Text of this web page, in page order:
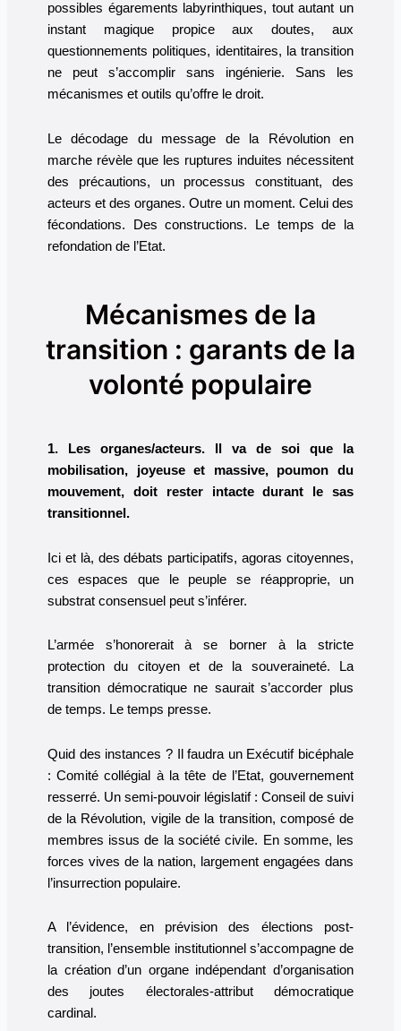
possibles égarements labyrinthiques, tout autant un
instant magique propice aux doutes, aux
questionnements politiques, identitaires, la transition
ne peut s’accomplir sans ingénierie. Sans les
mécanismes et outils qu’offre le droit.
Le décodage du message de la Révolution en
marche révèle que les ruptures induites nécessitent
des précautions, un processus constituant, des
acteurs et des organes. Outre un moment. Celui des
fécondations. Des constructions. Le temps de la
refondation de l’Etat.
Mécanismes de la
transition : garants de la
volonté populaire
1. Les organes/acteurs. Il va de soi que la
mobilisation, joyeuse et massive, poumon du
mouvement, doit rester intacte durant le sas
transitionnel.
Ici et là, des débats participatifs, agoras citoyennes,
ces espaces que le peuple se réapproprie, un
substrat consensuel peut s’inférer.
L’armée s’honorerait à se borner à la stricte
protection du citoyen et de la souveraineté. La
transition démocratique ne saurait s’accorder plus
de temps. Le temps presse.
Quid des instances ? Il faudra un Exécutif bicéphale
: Comité collégial à la tête de l’Etat, gouvernement
resserré. Un semi-pouvoir législatif : Conseil de suivi
de la Révolution, vigile de la transition, composé de
membres issus de la société civile. En somme, les
forces vives de la nation, largement engagées dans
l’insurrection populaire.
A l’évidence, en prévision des élections post-
transition, l’ensemble institutionnel s’accompagne de
la création d’un organe indépendant d’organisation
des joutes électorales-attribut démocratique
cardinal.